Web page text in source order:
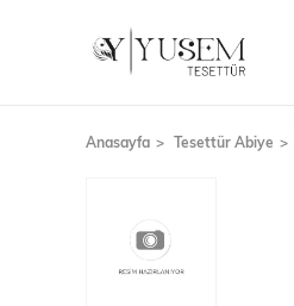
Anasayfa Tesettür Abiye